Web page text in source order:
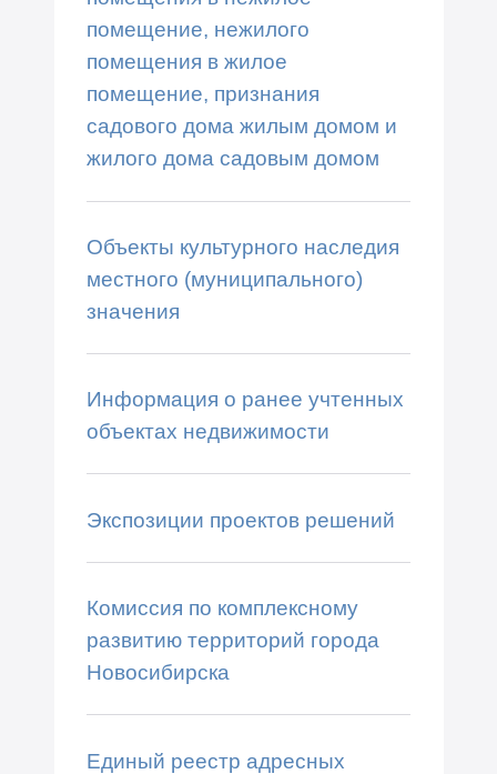
помещение, нежилого
помещения в жилое
помещение, признания
садового дома жилым домом и
жилого дома садовым домом
Объекты культурного наследия
местного (муниципального)
значения
Информация о ранее учтенных
объектах недвижимости
Экспозиции проектов решений
Комиссия по комплексному
развитию территорий города
Новосибирска
Единый реестр адресных